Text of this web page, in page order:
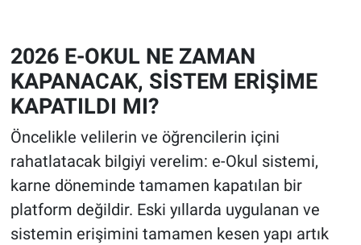
2026 E-OKUL NE ZAMAN
KAPANACAK, SİSTEM ERİŞİME
KAPATILDI MI?
Öncelikle velilerin ve öğrencilerin içini
rahatlatacak bilgiyi verelim: e-Okul sistemi,
karne döneminde tamamen kapatılan bir
platform değildir. Eski yıllarda uygulanan ve
sistemin erişimini tamamen kesen yapı artık